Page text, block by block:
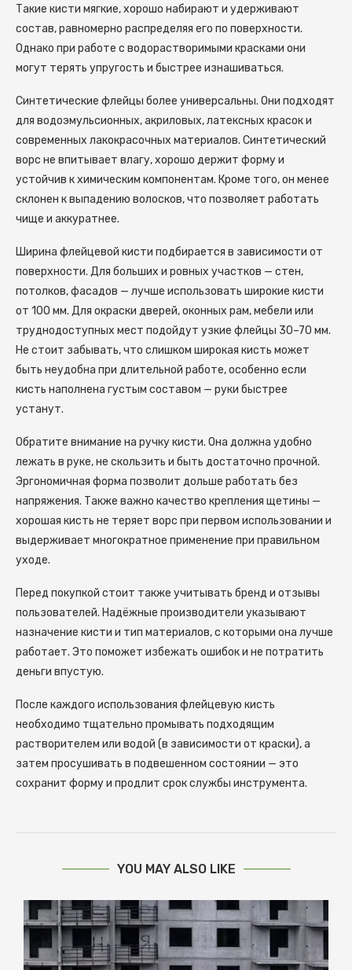
Такие кисти мягкие, хорошо набирают и удерживают
состав, равномерно распределяя его по поверхности.
Однако при работе с водорастворимыми красками они
могут терять упругость и быстрее изнашиваться.
Синтетические флейцы более универсальны. Они подходят
для водоэмульсионных, акриловых, латексных красок и
современных лакокрасочных материалов. Синтетический
ворс не впитывает влагу, хорошо держит форму и
устойчив к химическим компонентам. Кроме того, он менее
склонен к выпадению волосков, что позволяет работать
чище и аккуратнее.
Ширина флейцевой кисти подбирается в зависимости от
поверхности. Для больших и ровных участков — стен,
потолков, фасадов — лучше использовать широкие кисти
от 100 мм. Для окраски дверей, оконных рам, мебели или
труднодоступных мест подойдут узкие флейцы 30–70 мм.
Не стоит забывать, что слишком широкая кисть может
быть неудобна при длительной работе, особенно если
кисть наполнена густым составом — руки быстрее
устанут.
Обратите внимание на ручку кисти. Она должна удобно
лежать в руке, не скользить и быть достаточно прочной.
Эргономичная форма позволит дольше работать без
напряжения. Также важно качество крепления щетины —
хорошая кисть не теряет ворс при первом использовании и
выдерживает многократное применение при правильном
уходе.
Перед покупкой стоит также учитывать бренд и отзывы
пользователей. Надёжные производители указывают
назначение кисти и тип материалов, с которыми она лучше
работает. Это поможет избежать ошибок и не потратить
деньги впустую.
После каждого использования флейцевую кисть
необходимо тщательно промывать подходящим
растворителем или водой (в зависимости от краски), а
затем просушивать в подвешенном состоянии — это
сохранит форму и продлит срок службы инструмента.
YOU MAY ALSO LIKE